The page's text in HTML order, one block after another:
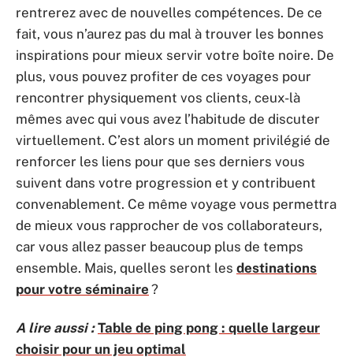
rentrerez avec de nouvelles compétences. De ce
fait, vous n’aurez pas du mal à trouver les bonnes
inspirations pour mieux servir votre boîte noire. De
plus, vous pouvez profiter de ces voyages pour
rencontrer physiquement vos clients, ceux-là
mêmes avec qui vous avez l’habitude de discuter
virtuellement. C’est alors un moment privilégié de
renforcer les liens pour que ses derniers vous
suivent dans votre progression et y contribuent
convenablement. Ce même voyage vous permettra
de mieux vous rapprocher de vos collaborateurs,
car vous allez passer beaucoup plus de temps
ensemble. Mais, quelles seront les destinations
pour votre séminaire ?
A lire aussi : Table de ping pong : quelle largeur
choisir pour un jeu optimal